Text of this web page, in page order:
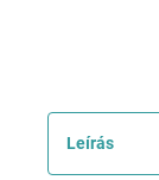
Leírás